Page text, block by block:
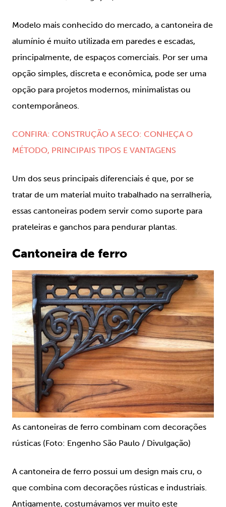
Modelo mais conhecido do mercado, a cantoneira de
alumínio é muito utilizada em paredes e escadas,
principalmente, de espaços comerciais. Por ser uma
opção simples, discreta e econômica, pode ser uma
opção para projetos modernos, minimalistas ou
contemporâneos.
CONFIRA: CONSTRUÇÃO A SECO: CONHEÇA O
MÉTODO, PRINCIPAIS TIPOS E VANTAGENS
Um dos seus principais diferenciais é que, por se
tratar de um material muito trabalhado na serralheria,
essas cantoneiras podem servir como suporte para
prateleiras e ganchos para pendurar plantas.
Cantoneira de ferro
As cantoneiras de ferro combinam com decorações
rústicas (Foto: Engenho São Paulo / Divulgação)
A cantoneira de ferro possui um design mais cru, o
que combina com decorações rústicas e industriais.
Antigamente, costumávamos ver muito este